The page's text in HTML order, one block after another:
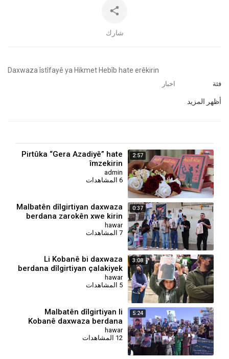
شارك
⁣Daxwaza îstîfayê ya Hikmet Hebîb hate erêkirin
فئة اخبار
أظهر المزيد
2:57
Pirtûka “Gera Azadiyê” hate
îmzekirin
admin
6 المشاهدات
0:37
Malbatên dîlgirtiyan daxwaza
berdana zarokên xwe kirin
hawar
7 المشاهدات
3:08
Li Kobanê bi daxwaza
berdana dîlgirtiyan çalakiyek
li dar ket
hawar
5 المشاهدات
5:24
Malbatên dîlgirtiyan li
Kobanê daxwaza berdana
zarokên xwe kir
hawar
12 المشاهدات